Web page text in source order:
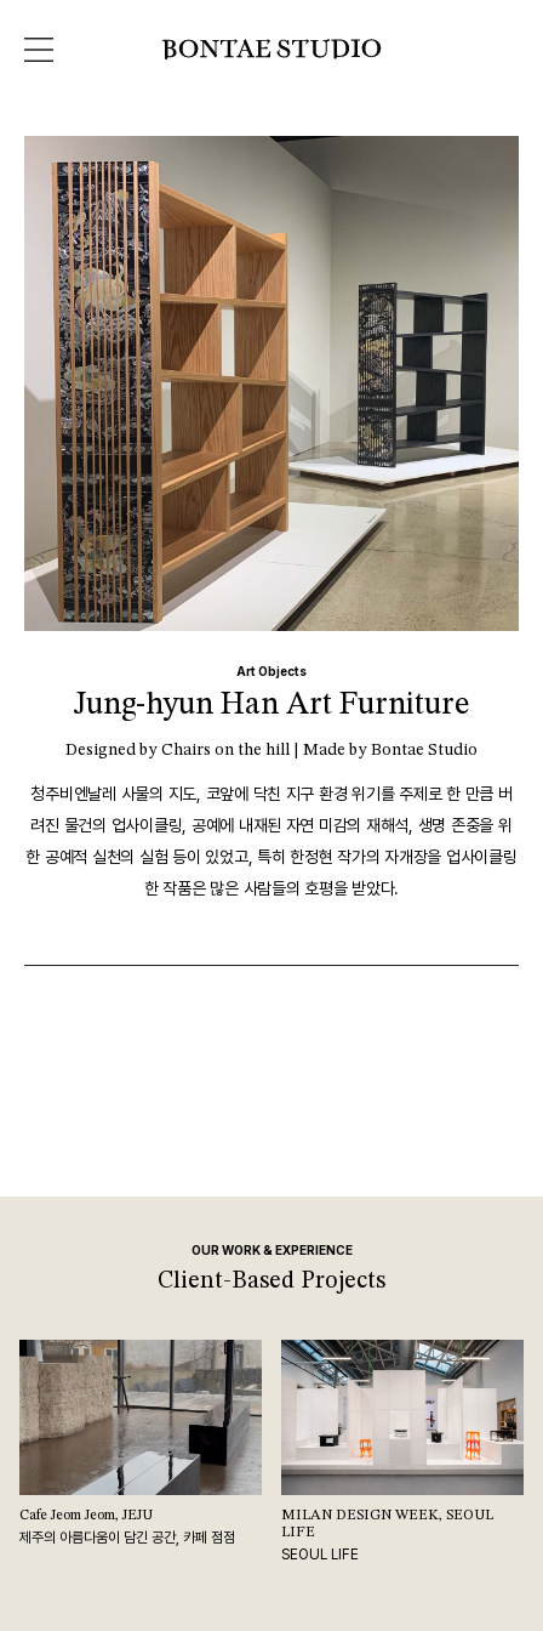
Art Objects
Jung-hyun Han Art Furniture
Designed by Chairs on the hill | Made by Bontae Studio
청주비엔날레 사물의 지도, 코앞에 닥친 지구 환경 위기를 주제로 한 만큼 버
려진 물건의 업사이클링, 공예에 내재된 자연 미감의 재해석, 생명 존중을 위
한 공예적 실천의 실험 등이 있었고, 특히 한정현 작가의 자개장을 업사이클링
한 작품은 많은 사람들의 호평을 받았다.
OUR WORK & EXPERIENCE
Client-Based Projects
Cafe Jeom Jeom, JEJU
제주의 아름다움이 담긴 공간, 카페 점점
MILAN DESIGN WEEK, SEOUL
LIFE
SEOUL LIFE